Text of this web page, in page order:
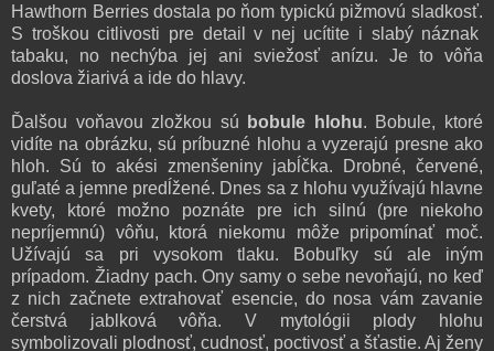
Hawthorn Berries dostala po ňom typickú pižmovú sladkosť.
S troškou citlivosti pre detail v nej ucítite i slabý náznak
tabaku, no nechýba jej ani sviežosť anízu. Je to vôňa
doslova žiarivá a ide do hlavy.
Ďalšou voňavou zložkou sú bobule hlohu. Bobule, ktoré
vidíte na obrázku, sú príbuzné hlohu a vyzerajú presne ako
hloh. Sú to akési zmenšeniny jabĺčka. Drobné, červené,
guľaté a jemne predĺžené. Dnes sa z hlohu využívajú hlavne
kvety, ktoré možno poznáte pre ich silnú (pre niekoho
nepríjemnú) vôňu, ktorá niekomu môže pripomínať moč.
Užívajú sa pri vysokom tlaku. Bobuľky sú ale iným
prípadom. Žiadny pach. Ony samy o sebe nevoňajú, no keď
z nich začnete extrahovať esencie, do nosa vám zavanie
čerstvá jablková vôňa. V mytológii plody hlohu
symbolizovali plodnosť, cudnosť, poctivosť a šťastie. Aj ženy